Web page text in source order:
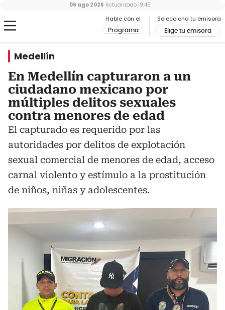
Hable con el
Programa
Selecciona tu emisora
Elige tu emisora
06 ago 2026 Actualizado 19:45
Medellín
En Medellín capturaron a un
ciudadano mexicano por
múltiples delitos sexuales
contra menores de edad
El capturado es requerido por las
autoridades por delitos de explotación
sexual comercial de menores de edad, acceso
carnal violento y estímulo a la prostitución
de niños, niñas y adolescentes.